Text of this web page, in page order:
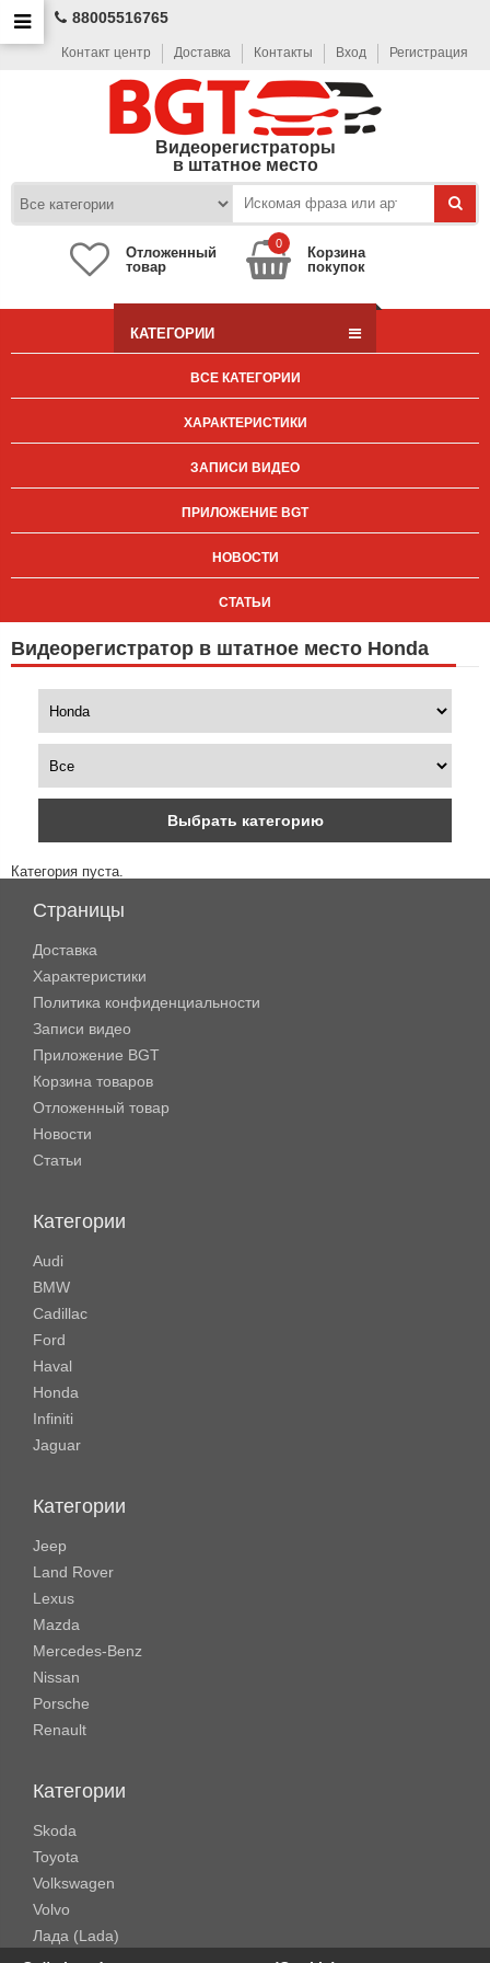
88005516765
Контакт центр Доставка Контакты Вход Регистрация
Видеорегистраторы
в штатное место
Отложенный
товар
0
Корзина
покупок
КАТЕГОРИИ
ВСЕ КАТЕГОРИИ
ХАРАКТЕРИСТИКИ
ЗАПИСИ ВИДЕО
ПРИЛОЖЕНИЕ BGT
НОВОСТИ
СТАТЬИ
Видеорегистратор в штатное место Honda
Выбрать категорию
Категория пуста.
Страницы
Доставка
Характеристики
Политика конфиденциальности
Записи видео
Приложение BGT
Корзина товаров
Отложенный товар
Новости
Статьи
Категории
Audi
BMW
Cadillac
Ford
Haval
Honda
Infiniti
Jaguar
Категории
Jeep
Land Rover
Lexus
Mazda
Mercedes-Benz
Nissan
Porsche
Renault
Категории
Skoda
Toyota
Volkswagen
Volvo
Лада (Lada)